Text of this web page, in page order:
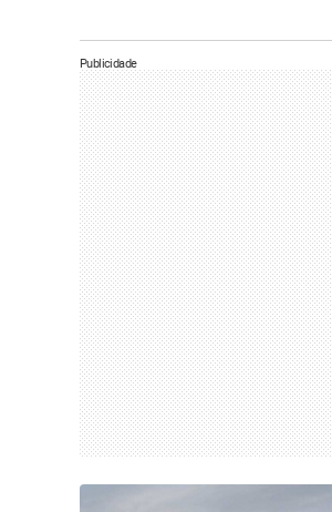
Publicidade